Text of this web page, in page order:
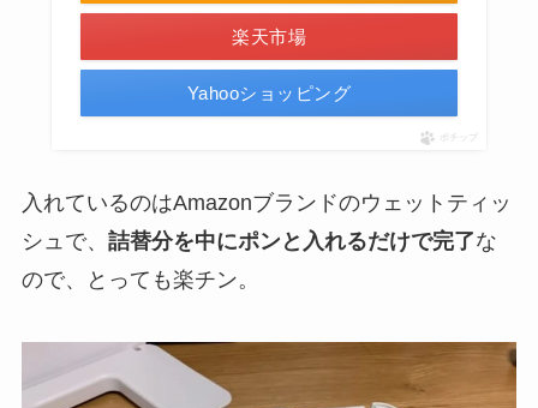
楽天市場
Yahooショッピング
ポチップ
入れているのはAmazonブランドのウェットティッ
シュで、 詰替分を中にポンと入れるだけで完了な
ので、とっても楽チン。